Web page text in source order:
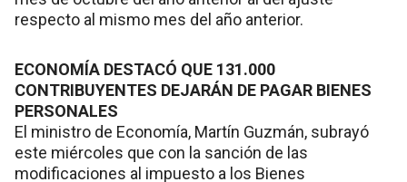
respecto al mismo mes del año anterior.
ECONOMÍA DESTACÓ QUE 131.000
CONTRIBUYENTES DEJARÁN DE PAGAR BIENES
PERSONALES
El ministro de Economía, Martín Guzmán, subrayó
este miércoles que con la sanción de las
modificaciones al impuesto a los Bienes